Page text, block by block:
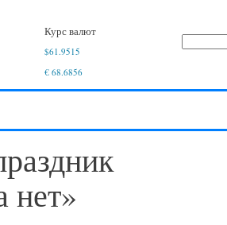
Курс валют
$61.9515
€ 68.6856
нет»